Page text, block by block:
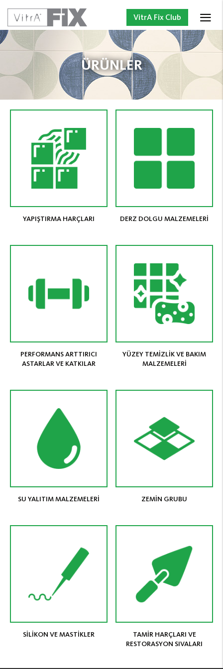
VitrA Fix Club
ÜRÜNLER
YAPIŞTIRMA HARÇLARI DERZ DOLGU MALZEMELERİ
PERFORMANS ARTTIRICI
ASTARLAR VE KATKILAR
YÜZEY TEMİZLİK VE BAKIM
MALZEMELERİ
SU YALITIM MALZEMELERİ ZEMİN GRUBU
SİLİKON VE MASTİKLER
TAMİR HARÇLARI VE
RESTORASYON SIVALARI